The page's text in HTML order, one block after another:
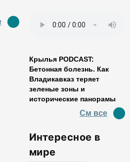
Крылья PODCAST:
Бетонная болезнь. Как
Владикавказ теряет
зеленые зоны и
исторические панорамы
См все
Интересное в
мире